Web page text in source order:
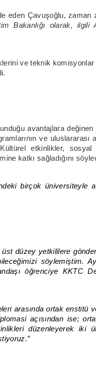
eden Çavuşoğlu, zaman
Bakanlığı olarak, ilgili
ve teknik komisyonlar
avantajlara değinen
ve uluslararası
etkinlikler, sosyal
katkı sağladığını
birçok üniversiteyle
düzey yetkililere
söylemiştim.
öğrenciye KKTC
arasında ortak enstitü
açısından ise;
düzenleyerek iki